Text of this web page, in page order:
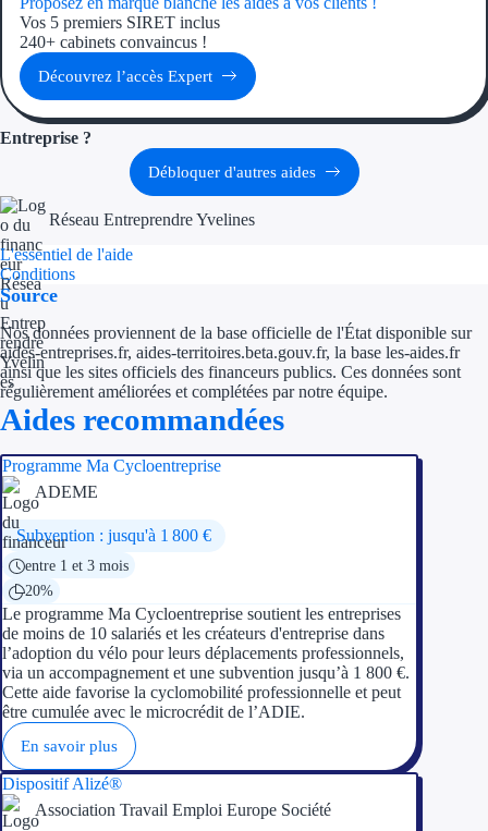
Régions de I à P
Aides Région Île-
Aides Région
Aides Région
Aides Région
Aides Région
Aides Nationales
Vos 5 premiers SIRET inclus
240+ cabinets convaincus !
Découvrez l’accès Expert
Entreprise ?
Débloquer d'autres aides
Réseau Entreprendre Yvelines
L'essentiel de l'aide
Conditions
Source
Nos données proviennent de la base officielle de l'État disponible sur
aides-entreprises.fr, aides-territoires.beta.gouv.fr, la base les-aides.fr
ainsi que les sites officiels des financeurs publics. Ces données sont
régulièrement améliorées et complétées par notre équipe.
Aides recommandées
Programme Ma Cycloentreprise
ADEME
Subvention : jusqu'à 1 800 €
entre 1 et 3 mois
20%
Le programme Ma Cycloentreprise soutient les entreprises
de moins de 10 salariés et les créateurs d'entreprise dans
l’adoption du vélo pour leurs déplacements professionnels,
via un accompagnement et une subvention jusqu’à 1 800 €.
Cette aide favorise la cyclomobilité professionnelle et peut
être cumulée avec le microcrédit de l’ADIE.
En savoir plus
Dispositif Alizé®
Association Travail Emploi Europe Société